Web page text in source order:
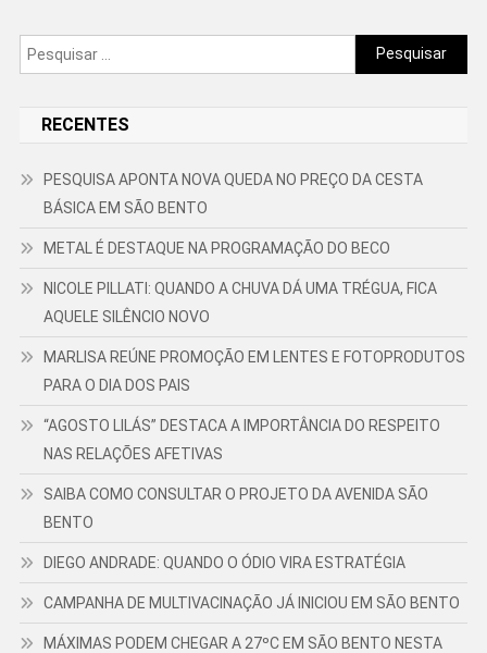
Pesquisar
por:
RECENTES
PESQUISA APONTA NOVA QUEDA NO PREÇO DA CESTA
BÁSICA EM SÃO BENTO
METAL É DESTAQUE NA PROGRAMAÇÃO DO BECO
NICOLE PILLATI: QUANDO A CHUVA DÁ UMA TRÉGUA, FICA
AQUELE SILÊNCIO NOVO
MARLISA REÚNE PROMOÇÃO EM LENTES E FOTOPRODUTOS
PARA O DIA DOS PAIS
“AGOSTO LILÁS” DESTACA A IMPORTÂNCIA DO RESPEITO
NAS RELAÇÕES AFETIVAS
SAIBA COMO CONSULTAR O PROJETO DA AVENIDA SÃO
BENTO
DIEGO ANDRADE: QUANDO O ÓDIO VIRA ESTRATÉGIA
CAMPANHA DE MULTIVACINAÇÃO JÁ INICIOU EM SÃO BENTO
MÁXIMAS PODEM CHEGAR A 27ºC EM SÃO BENTO NESTA